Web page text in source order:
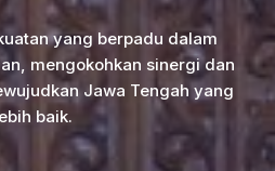
yang berpadu dalam
mengokohkan sinergi dan
Jawa Tengah yang
baik.